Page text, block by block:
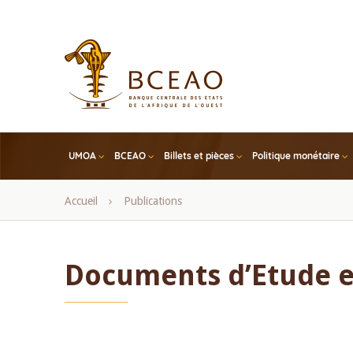
UMOA BCEAO Billets et pièces Politique monétaire
Fil
Accueil Publications
Documents d’Etude